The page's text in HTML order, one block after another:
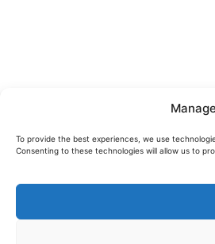
To provide the best experiences, we use
Consenting to these technologies will allow us to